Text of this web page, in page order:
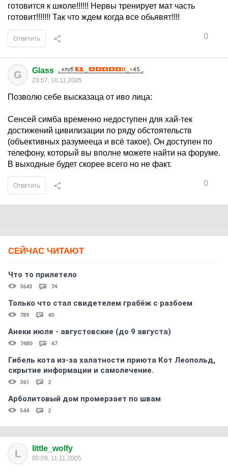
готовится к школе!!!!!! Нервы тренирует мат часть
готовит!!!!!!! Так что ждем когда все обьявят!!!!
0
Ответить
G Glass
23:57, 10.11.2005
Позволю себе высказаца от иво лица:
Сенсей симба временно недоступен для хай-тек
достижений цивилизации по ряду обстоятельств
(объективных разумееца и всё такое). Он доступен по
телефону, который вы вполне можете найти на форуме.
В выходные будет скорее всего но не факт.
0
Ответить
СЕЙЧАС ЧИТАЮТ
Что то прилетело
3643 74
Только что стал свидетелем грабёж с разбоем
789 40
Анеки июле - августовские (до 9 августа)
7480 47
Гибель кота из-за халатности приюта Кот Леопольд,
скрытиe информации и самолечение.
361 2
Арболитовый дом промерзает по швам
544 2
L little_wolfy
00:09, 11.11.2005